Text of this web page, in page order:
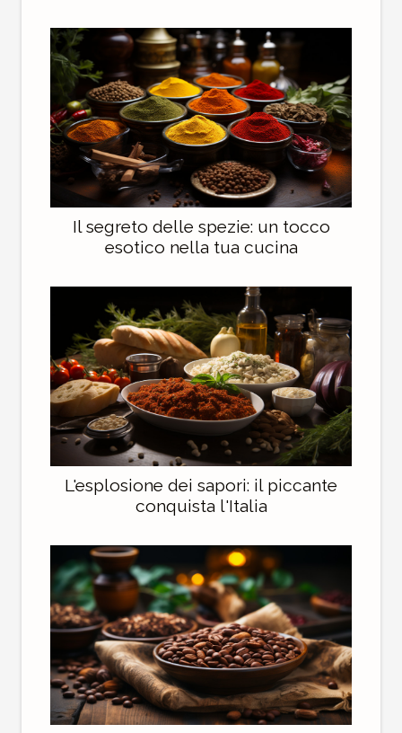
Il segreto delle spezie: un tocco
esotico nella tua cucina
L'esplosione dei sapori: il piccante
conquista l'Italia